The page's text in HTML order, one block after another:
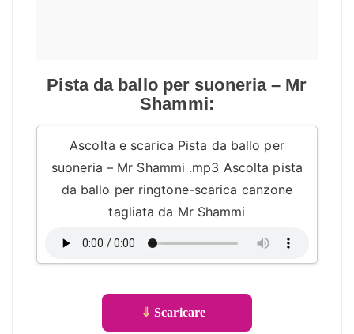
Pista da ballo per suoneria – Mr
Shammi:
Ascolta e scarica Pista da ballo per
suoneria – Mr Shammi .mp3 Ascolta pista
da ballo per ringtone-scarica canzone
tagliata da Mr Shammi
⇓ Scaricare